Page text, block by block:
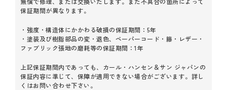
保証期間が異なります。
・強度・構造体にかかわる破損の保証期間：5年
・塗装及び樹脂部品の変・退色、ペーパーコード・籐・レザー・
ファブリック張地の磨耗等の保証期間：1年
上記保証期間内であっても、カール・ハンセン＆サン ジャパンの
保証内容に準じて、保障が適用できない場合がございます。詳し
くはお問い合わせ下さい。